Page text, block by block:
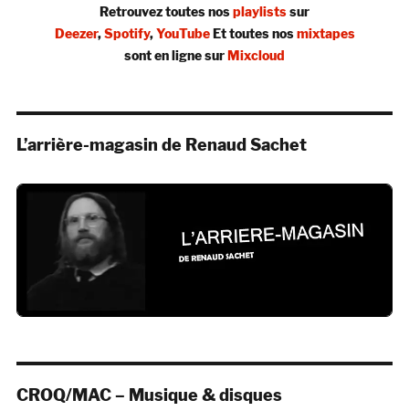
Retrouvez toutes nosplaylistssur
Deezer,Spotify,YouTubeEt toutes nosmixtapes
sont en ligne surMixcloud
L’arrière-magasin de Renaud Sachet
CROQ/MAC – Musique & disques